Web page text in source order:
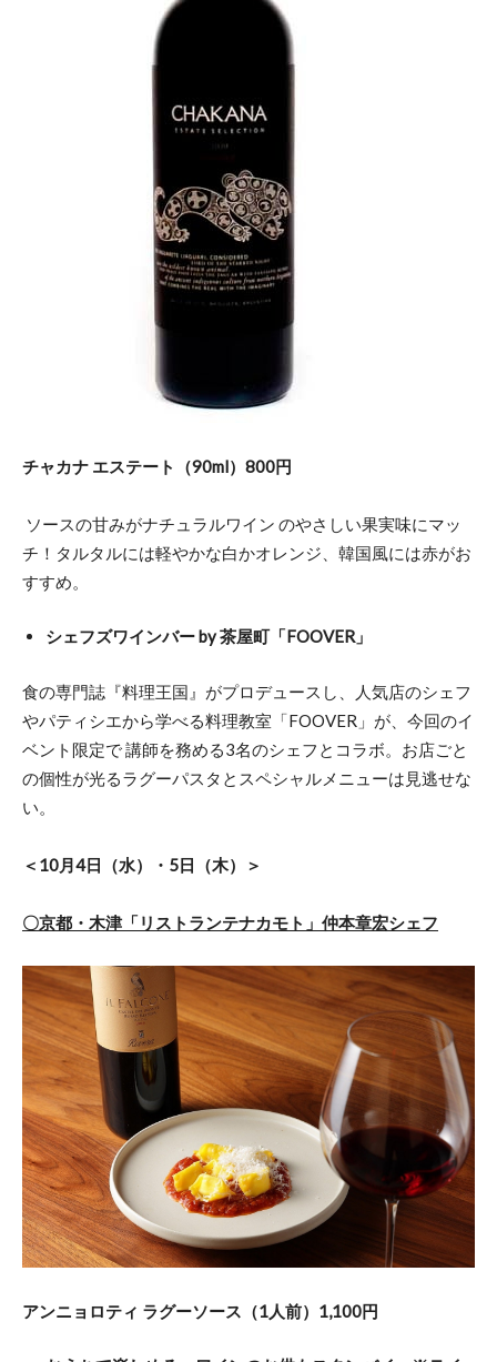
チャカナ エステート（90ml）800円
ソースの甘みがナチュラルワイン のやさしい果実味にマッ
チ！タルタルには軽やかな白かオレンジ、韓国風には赤がお
すすめ。
シェフズワインバー by 茶屋町「FOOVER」
食の専門誌『料理王国』がプロデュースし、人気店のシェフ
やパティシエから学べる料理教室「FOOVER」が、今回のイ
ベント限定で 講師を務める3名のシェフとコラボ。お店ごと
の個性が光るラグーパスタとスペシャルメニューは見逃せな
い。
＜10月4日（水）・5日（木）＞
〇京都・木津「リストランテナカモト」仲本章宏シェフ
アンニョロティ ラグーソース（1人前）1,100円